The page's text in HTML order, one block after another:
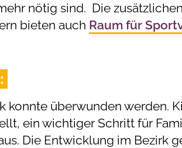
nötig sind. Die
bieten auch Raum für
konnte überwunden werden.
ein wichtiger Schritt für
Die Entwicklung im Bezirk